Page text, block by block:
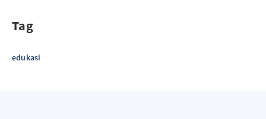
Tag
edukasi